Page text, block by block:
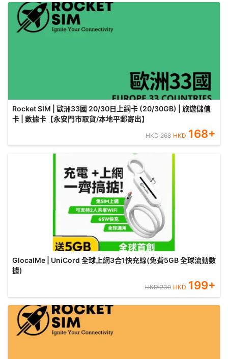
Rocket SIM | 歐洲33國 20/30日上網卡 (20/30GB) | 旅遊儲值
卡 | 數據卡【永安門市取貨/本地平郵寄出】
HKD268 HKD 168+
GlocalMe | UniCord 全球上網3合1快充線(免費5GB 全球流動數
據)
HKD239 HKD 199+